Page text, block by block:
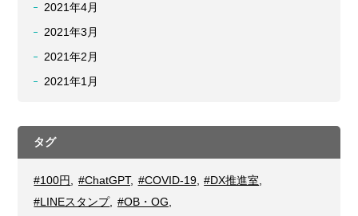
2021年4月
2021年3月
2021年2月
2021年1月
タグ
#100円 #ChatGPT, #COVID-19, #DX推進室
#LINEスタンプ, #OB・OG